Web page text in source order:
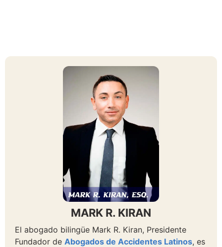
MARK R. KIRAN
El abogado bilingüe Mark R. Kiran, Presidente
Fundador de Abogados de Accidentes Latinos, es